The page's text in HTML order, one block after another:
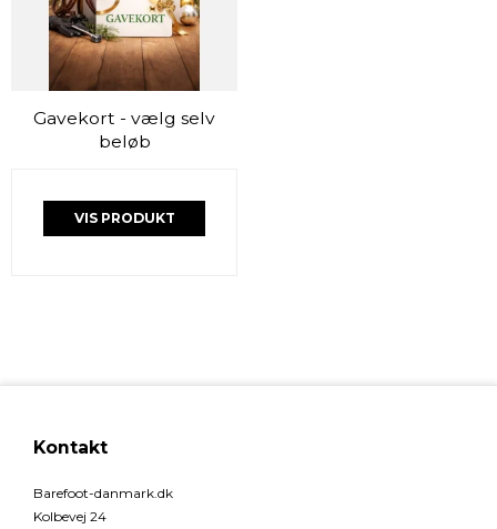
Gavekort - vælg selv
beløb
VIS PRODUKT
Kontakt
Barefoot-danmark.dk
Kolbevej 24